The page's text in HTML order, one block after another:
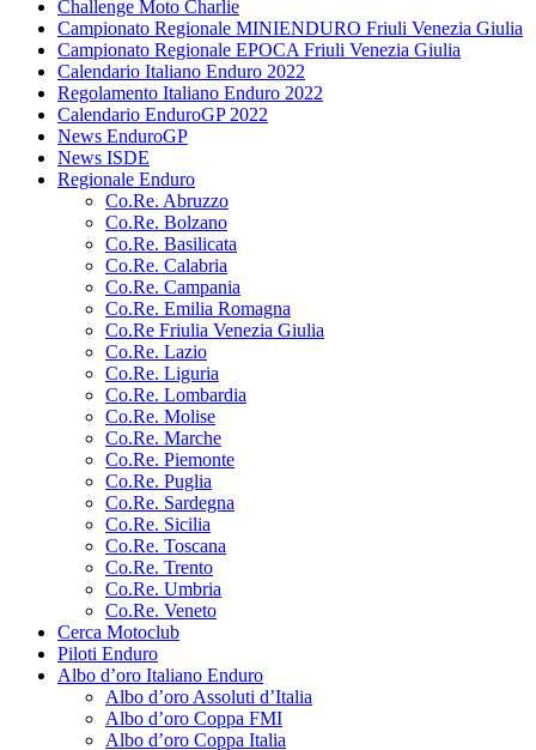
Challenge Moto Charlie
Campionato Regionale MINIENDURO Friuli Venezia Giulia
Campionato Regionale EPOCA Friuli Venezia Giulia
Calendario Italiano Enduro 2022
Regolamento Italiano Enduro 2022
Calendario EnduroGP 2022
News EnduroGP
News ISDE
Regionale Enduro
Co.Re. Abruzzo
Co.Re. Bolzano
Co.Re. Basilicata
Co.Re. Calabria
Co.Re. Campania
Co.Re. Emilia Romagna
Co.Re Friulia Venezia Giulia
Co.Re. Lazio
Co.Re. Liguria
Co.Re. Lombardia
Co.Re. Molise
Co.Re. Marche
Co.Re. Piemonte
Co.Re. Puglia
Co.Re. Sardegna
Co.Re. Sicilia
Co.Re. Toscana
Co.Re. Trento
Co.Re. Umbria
Co.Re. Veneto
Cerca Motoclub
Piloti Enduro
Albo d’oro Italiano Enduro
Albo d’oro Assoluti d’Italia
Albo d’oro Coppa FMI
Albo d’oro Coppa Italia